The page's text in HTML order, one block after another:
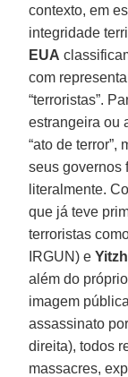
contexto, em
integridade
EUA
com
“terroristas”.
estrangeira ou
“ato de terror”,
seus governos
literalmente.
que já teve
terroristas
IRGUN) e
além do
imagem
assassinato
direita), todos
massacres,